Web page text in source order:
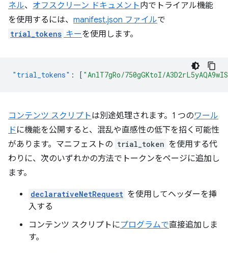
ネル、 オフスクリーン ドキュメント内でトライアル機能
を使用するには、 manifest.json ファイルで
trial_tokens キーを使用します。
"trial_tokens" : [ "AnlT7gRo/750gGKtoI/
コンテンツ スクリプトは別途処理されます。1 つのワール
ド に機能を公開すると、混乱や直感性の低下を招く可能性
があります。マニフェストの trial_token を使用する代
わりに、次のいずれかの方法でトークンをページに追加し
ます。
declarativeNetRequest を使用してヘッダーを挿
入する
コンテンツ スクリプトにプログラムで直接追加しま
す。